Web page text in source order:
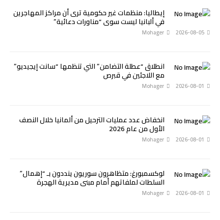
إيطاليا: منظمات غير حكومية ترى أن مراكز المهاجرين
في ألبانيا ليست سوى “مناورات دعائية”
2026-08-05
Mohager
انطلاق “عطلة التضامن” التي تنظمها “سانت إيجيديو”
مع اللاجئين في قبرص
2026-08-01
Mohager
انخفاض عدد عمليات الترحيل من ألمانيا خلال النصف
الأول من عام 2026
2026-08-01
Mohager
لوكسمبورغ: متظاهرون سوريون ينددون بـ “إهمال”
السلطات لملفاتهم أمام مبنى مديرية الهجرة
2026-08-01
Mohager